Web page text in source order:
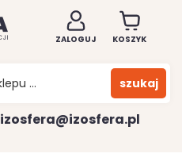
ZALOGUJ KOSZYK
szukaj
izosfera@izosfera.pl